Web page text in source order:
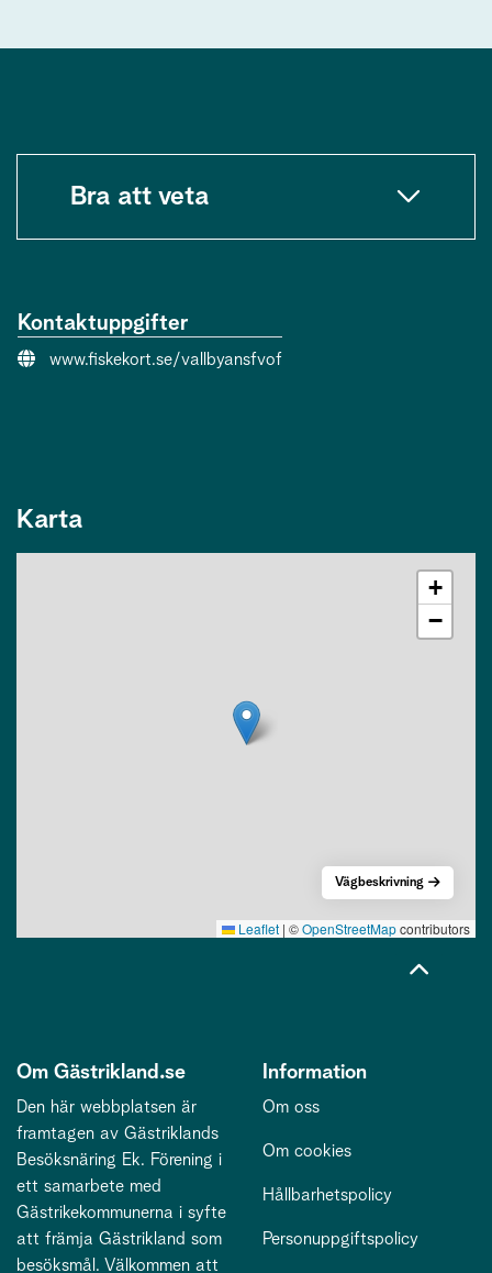
Bra att veta
Kontaktuppgifter
Webbsida:
www.fiskekort.se/vallbyansfvof
Karta
+
−
Leaflet | ©OpenStreetMapcontributors
Vägbeskrivning
Om Gästrikland.se
Den här webbplatsen är
framtagen av Gästriklands
Besöksnäring Ek. Förening i
ett samarbete med
Gästrikekommunerna i syfte
att främja Gästrikland som
besöksmål. Välkommen att
Information
Om oss
Om cookies
Hållbarhetspolicy
Personuppgiftspolicy